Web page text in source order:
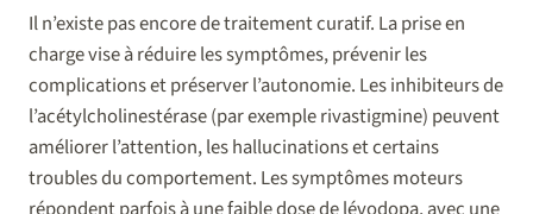
Il n’existe pas encore de traitement curatif. La prise en
charge vise à réduire les symptômes, prévenir les
complications et préserver l’autonomie. Les inhibiteurs de
l’acétylcholinestérase (par exemple rivastigmine) peuvent
améliorer l’attention, les hallucinations et certains
troubles du comportement. Les symptômes moteurs